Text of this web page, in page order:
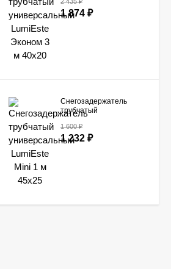
LumiEste Эконом 3 м
40х20
1 874 ₽
Снегозадержатель
трубчатый
LumiEste Mini 1 м 45х25
1 600₽
1 232 ₽